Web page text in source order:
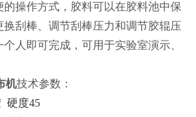
的操作方式，胶料可以在胶料池中保
刮棒、调节刮棒压力和调节胶辊压
人即可完成，可用于实验室演示、
机技术参数：
硬度45